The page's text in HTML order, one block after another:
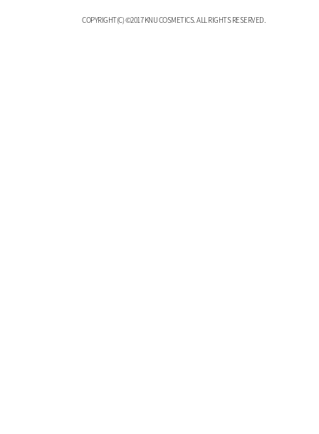
COPYRIGHT(C) ©2017 KNU COSMETICS. ALL RIGHTS RESERVED.